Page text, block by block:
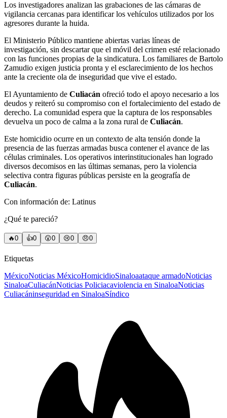
Los investigadores analizan las grabaciones de las cámaras de
vigilancia cercanas para identificar los vehículos utilizados por los
agresores durante la huida.
El Ministerio Público mantiene abiertas varias líneas de
investigación, sin descartar que el móvil del crimen esté relacionado
con las funciones propias de la sindicatura. Los familiares de Bartolo
Zamudio exigen justicia pronta y el esclarecimiento de los hechos
ante la creciente ola de inseguridad que vive el estado.
El Ayuntamiento de Culiacán ofreció todo el apoyo necesario a los
deudos y reiteró su compromiso con el fortalecimiento del estado de
derecho. La comunidad espera que la captura de los responsables
devuelva un poco de calma a la zona rural de Culiacán.
Este homicidio ocurre en un contexto de alta tensión donde la
presencia de las fuerzas armadas busca contener el avance de las
células criminales. Los operativos interinstitucionales han logrado
diversos decomisos en las últimas semanas, pero la violencia
selectiva contra figuras públicas persiste en la geografía de
Culiacán.
Con información de: Latinus
¿Qué te pareció?
🔥0 👍0 😲0 😢0 😠0
Etiquetas
MéxicoNoticias MéxicoHomicidioSinaloaataque armadoNoticias
SinaloaCuliacánNoticias Policiacaviolencia en SinaloaNoticias
Culiacáninseguridad en SinaloaSíndico